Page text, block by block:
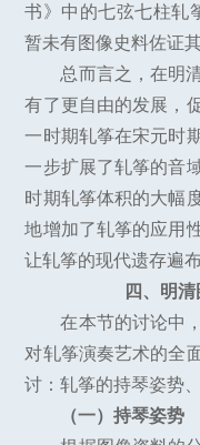
书》中的七弦七柱轧
暂未有图像史料佐证
总而言之，在明
有了更自由的发展，
一时期轧筝在宋元时
一步扩展了轧筝的音
时期轧筝体积的大幅
地增加了轧筝的应用
让轧筝的现代遗存遍
四、明
在本节的讨论中
对轧筝演奏艺术的全
讨：轧筝的持琴姿势
（一）持琴姿势